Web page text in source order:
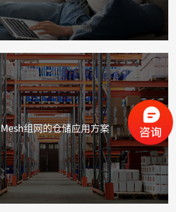
Mesh组网的仓储应用方案